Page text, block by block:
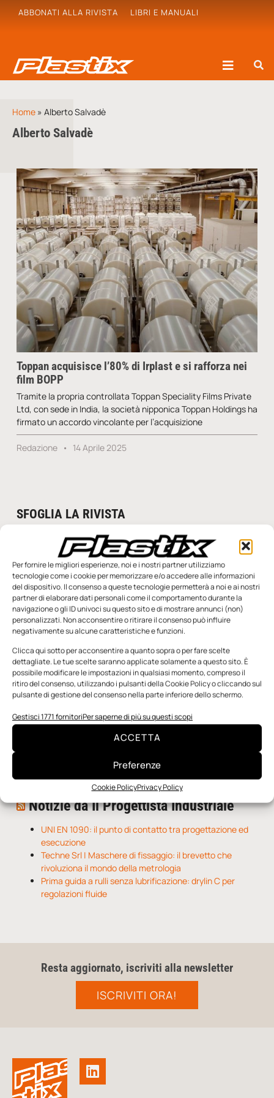
Per fornire le migliori esperienze, noi e i nostri partner utilizziamo
tecnologie come i cookie per memorizzare e/o accedere alle informazioni
del dispositivo. Il consenso a queste tecnologie permetterà a noi e ai nostri
partner di elaborare dati personali come il comportamento durante la
navigazione o gli ID univoci su questo sito e di mostrare annunci (non)
personalizzati. Non acconsentire o ritirare il consenso può influire
negativamente su alcune caratteristiche e funzioni.
Clicca qui sotto per acconsentire a quanto sopra o per fare scelte
dettagliate. Le tue scelte saranno applicate solamente a questo sito. È
possibile modificare le impostazioni in qualsiasi momento, compreso il
ritiro del consenso, utilizzando i pulsanti della Cookie Policy o cliccando sul
pulsante di gestione del consenso nella parte inferiore dello schermo.
Gestisci 1771 fornitoriPer saperne di più su questi scopi
ACCETTA
Preferenze
Cookie PolicyPrivacy Policy
ABBONATI ALLA RIVISTA LIBRI E MANUALI
Home » Alberto Salvadè
Alberto Salvadè
Toppan acquisisce l’80% di Irplast e si rafforza nei
film BOPP
Tramite la propria controllata Toppan Speciality Films Private
Ltd, con sede in India, la società nipponica Toppan Holdings ha
firmato un accordo vincolante per l’acquisizione
Redazione 14 Aprile 2025
SFOGLIA LA RIVISTA
n.5 - Giugno 2026 n.4 - Maggio 2026
Edicola Web
Notizie da Meccanicanews
I nanonastri di grafene come potenziali sensori per i
Una nuova mano robotica passa da una pinza all’altra
O-Ring, tecnica e applicazioni
Notizie da Il Progettista Industriale
UNI EN 1090: il punto di contatto tra progettazione ed
esecuzione
Techne Srl | Maschere di fissaggio: il brevetto che
rivoluziona il mondo della metrologia
Prima guida a rulli senza lubrificazione: drylin C per
regolazioni fluide
Resta aggiornato, iscriviti alla newsletter
ISCRIVITI ORA!